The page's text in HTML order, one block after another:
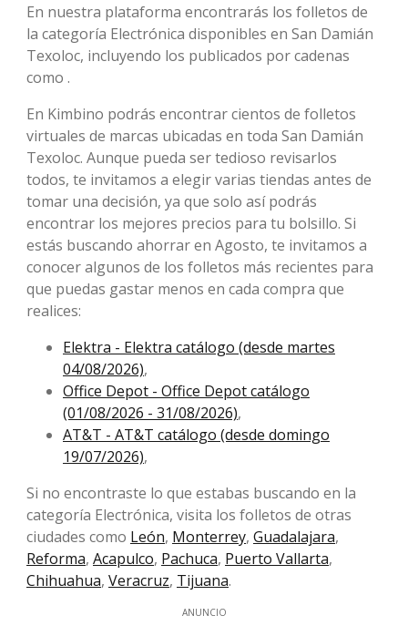
En nuestra plataforma encontrarás los folletos de
la categoría Electrónica disponibles en San Damián
Texoloc, incluyendo los publicados por cadenas
como .
En Kimbino podrás encontrar cientos de folletos
virtuales de marcas ubicadas en toda San Damián
Texoloc. Aunque pueda ser tedioso revisarlos
todos, te invitamos a elegir varias tiendas antes de
tomar una decisión, ya que solo así podrás
encontrar los mejores precios para tu bolsillo. Si
estás buscando ahorrar en Agosto, te invitamos a
conocer algunos de los folletos más recientes para
que puedas gastar menos en cada compra que
realices:
Elektra - Elektra catálogo (desde martes
04/08/2026),
Office Depot - Office Depot catálogo
(01/08/2026 - 31/08/2026),
AT&T - AT&T catálogo (desde domingo
19/07/2026),
Si no encontraste lo que estabas buscando en la
categoría Electrónica, visita los folletos de otras
ciudades como León, Monterrey, Guadalajara,
Reforma, Acapulco, Pachuca, Puerto Vallarta,
Chihuahua, Veracruz, Tijuana.
ANUNCIO